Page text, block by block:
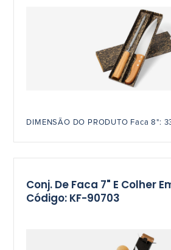
DIMENSÃO DO PRODUTO Faca 8":
Conj. De Faca 7" E Colher
Código: KF-90703